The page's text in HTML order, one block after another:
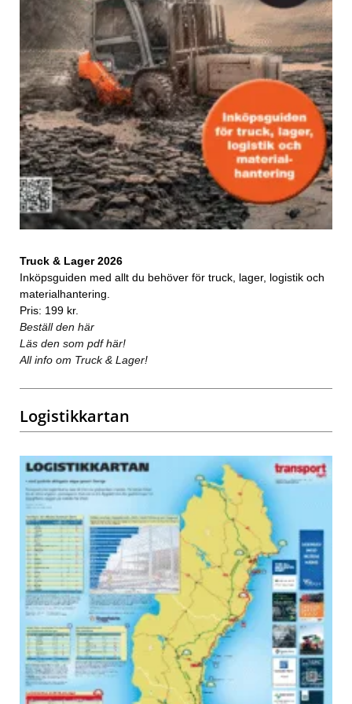
Truck & Lager 2026
Inköpsguiden med allt du behöver för truck, lager, logistik och
materialhantering.
Pris: 199 kr.
Beställ den här
Läs den som pdf här!
All info om Truck & Lager!
Logistikkartan